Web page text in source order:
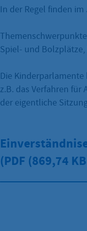
In der Regel finden
Spiel- und
Die
z.B. das Verfahren
der eigentliche
(PDF (869,74